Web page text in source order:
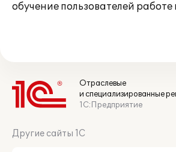
обучение пользователей работе
Отраслевые
и специализированные
1С:Предприятие
Другие сайты 1С